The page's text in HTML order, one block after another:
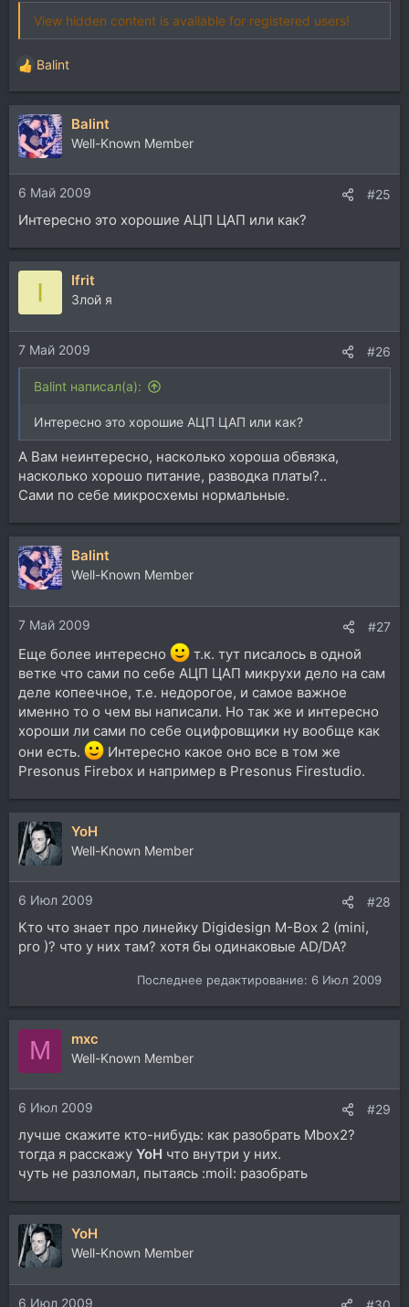
View hidden content is available for registered users!
Р
е
а
к
ц
и
и
:
Balint
Balint
Well-Known Member
6 Май 2009 #25
Интересно это хорошие АЦП ЦАП или как?
I Ifrit
Злой я
7 Май 2009 #26
Balint написал(а):
Интересно это хорошие АЦП ЦАП или как?
А Вам неинтересно, насколько хороша обвязка,
насколько хорошо питание, разводка платы?..
Сами по себе микросхемы нормальные.
Balint
Well-Known Member
7 Май 2009 #27
Еще более интересно
т.к. тут писалось в одной
ветке что сами по себе АЦП ЦАП микрухи дело на сам
деле копеечное, т.е. недорогое, и самое важное
именно то о чем вы написали. Но так же и интересно
хороши ли сами по себе оцифровщики ну вообще как
они есть.
Интересно какое оно все в том же
Presonus Firebox и например в Presonus Firestudio.
YoH
Well-Known Member
6 Июл 2009 #28
Кто что знает про линейку Digidesign M-Box 2 (mini,
pro )? что у них там? хотя бы одинаковые AD/DA?
Последнее редактирование: 6 Июл 2009
M mxc
Well-Known Member
6 Июл 2009 #29
лучше скажите кто-нибудь: как разобрать Mbox2?
тогда я расскажу YoH что внутри у них.
чуть не разломал, пытаясь :moil: разобрать
YoH
Well-Known Member
6 Июл 2009